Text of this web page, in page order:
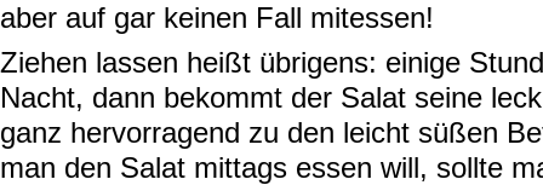
aber auf gar keinen Fall mitessen!
Ziehen lassen heißt übrigens: einige
Nacht, dann bekommt der Salat seine
ganz hervorragend zu den leicht süßen
man den Salat mittags essen will, sollte